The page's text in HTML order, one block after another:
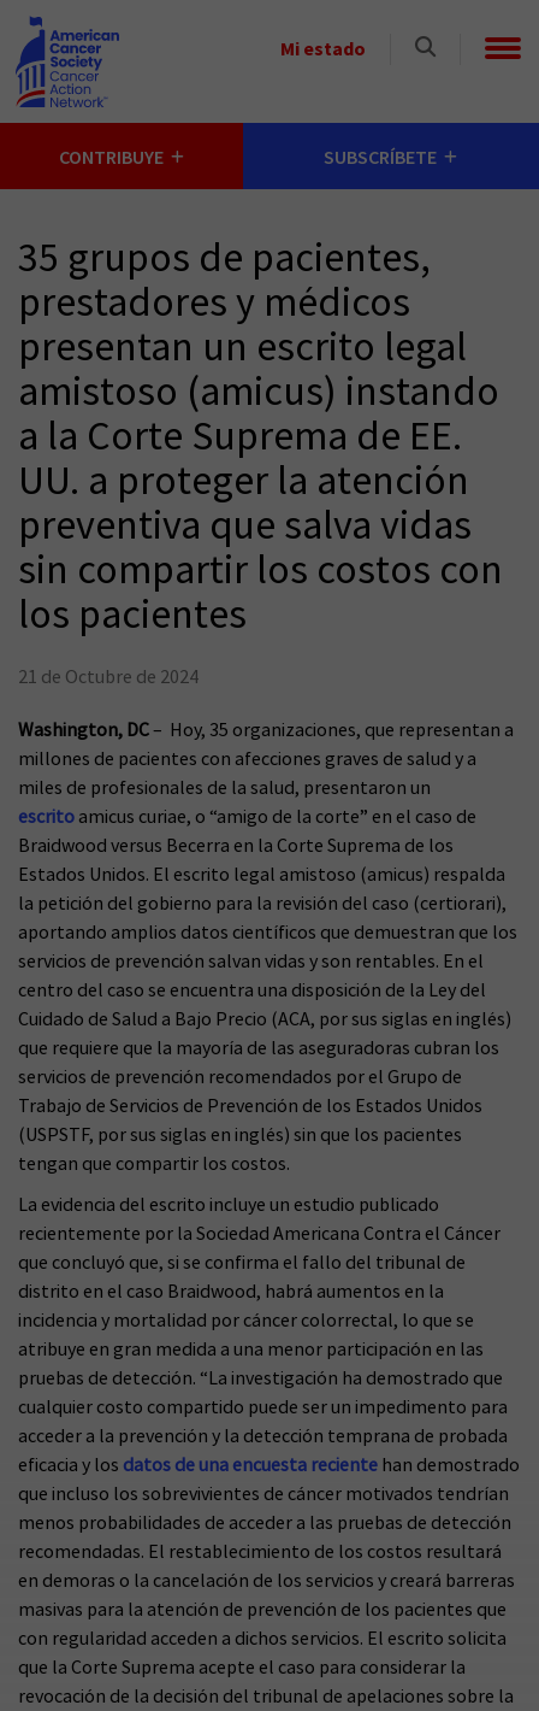
Skip to main content
Mi estado
Select
CONTRIBUYE SUBSCRÍBETE
35 grupos de pacientes,
prestadores y médicos
presentan un escrito legal
amistoso (amicus) instando
a la Corte Suprema de EE.
UU. a proteger la atención
preventiva que salva vidas
sin compartir los costos con
los pacientes
21 de Octubre de 2024
Washington, DC– Hoy, 35 organizaciones, que representan a
millones de pacientes con afecciones graves de salud y a
miles de profesionales de la salud, presentaron un
escrito amicus curiae, o “amigo de la corte” en el caso de
Braidwood versus Becerra en la Corte Suprema de los
Estados Unidos. El escrito legal amistoso (amicus) respalda
la petición del gobierno para la revisión del caso (certiorari),
aportando amplios datos científicos que demuestran que los
servicios de prevención salvan vidas y son rentables. En el
centro del caso se encuentra una disposición de la Ley del
Cuidado de Salud a Bajo Precio (ACA, por sus siglas en inglés)
que requiere que la mayoría de las aseguradoras cubran los
servicios de prevención recomendados por el Grupo de
Trabajo de Servicios de Prevención de los Estados Unidos
(USPSTF, por sus siglas en inglés) sin que los pacientes
tengan que compartir los costos.
La evidencia del escrito incluye un estudio publicado
recientemente por la Sociedad Americana Contra el Cáncer
que concluyó que, si se confirma el fallo del tribunal de
distrito en el caso Braidwood, habrá aumentos en la
incidencia y mortalidad por cáncer colorrectal, lo que se
atribuye en gran medida a una menor participación en las
pruebas de detección. “La investigación ha demostrado que
cualquier costo compartido puede ser un impedimento para
acceder a la prevención y la detección temprana de probada
eficacia y los datos de una encuesta reciente han demostrado
que incluso los sobrevivientes de cáncer motivados tendrían
menos probabilidades de acceder a las pruebas de detección
recomendadas. El restablecimiento de los costos resultará
en demoras o la cancelación de los servicios y creará barreras
masivas para la atención de prevención de los pacientes que
con regularidad acceden a dichos servicios. El escrito solicita
que la Corte Suprema acepte el caso para considerar la
revocación de la decisión del tribunal de apelaciones sobre la